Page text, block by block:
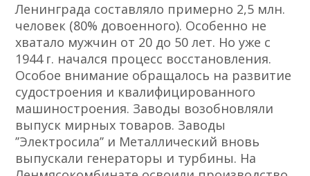
Ленинграда составляло примерно 2,5 млн.
человек (80% довоенного). Особенно не
хватало мужчин от 20 до 50 лет. Но уже с
1944 ᴦ. начался процесс восстановления.
Особое внимание обращалось на развитие
судостроения и квалифицированного
машиностроения. Заводы возобновляли
выпуск мирных товаров. Заводы
ʼʼЭлектросилаʼʼ и Металлический вновь
выпускали генераторы и турбины. На